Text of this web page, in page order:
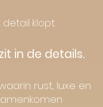
detail klopt.
in de details.
rust, luxe en